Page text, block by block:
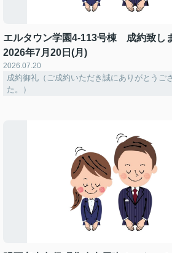
エルタウン学園4-113号棟 成約致し
2026年7月20日(月)
2026.07.20
成約御礼（ご成約いただき誠にありがとうご
た。）